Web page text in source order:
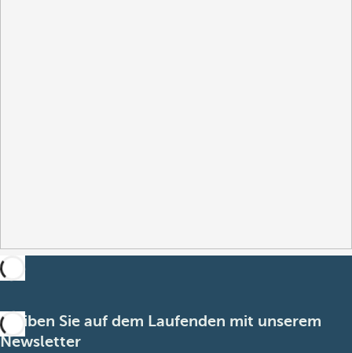
Bleiben Sie auf dem Laufenden mit unserem
Newsletter